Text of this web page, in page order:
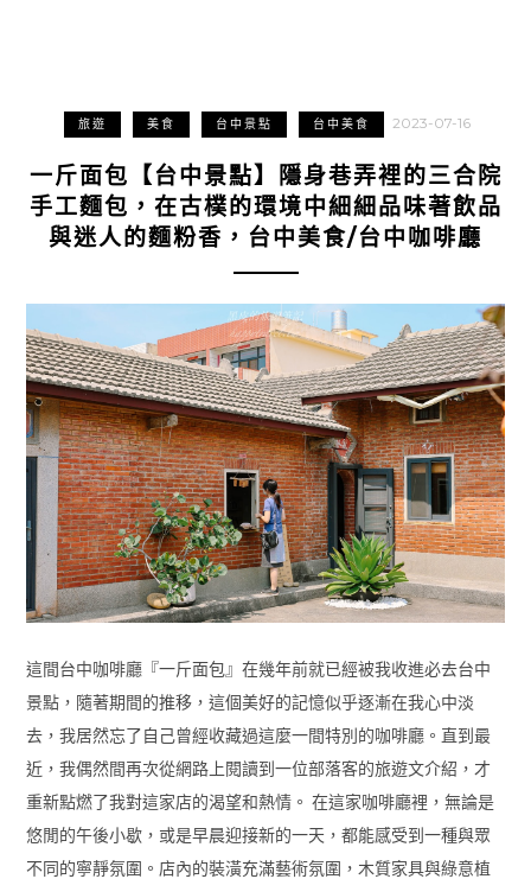
旅遊 美食 台中景點 台中美食 2023-07-16
一斤面包【台中景點】隱身巷弄裡的三合院
手工麵包，在古樸的環境中細細品味著飲品
與迷人的麵粉香，台中美食/台中咖啡廳
這間台中咖啡廳『一斤面包』在幾年前就已經被我收進必去台中
景點，隨著期間的推移，這個美好的記憶似乎逐漸在我心中淡
去，我居然忘了自己曾經收藏過這麼一間特別的咖啡廳。直到最
近，我偶然間再次從網路上閱讀到一位部落客的旅遊文介紹，才
重新點燃了我對這家店的渴望和熱情。 在這家咖啡廳裡，無論是
悠閒的午後小歇，或是早晨迎接新的一天，都能感受到一種與眾
不同的寧靜氛圍。店內的裝潢充滿藝術氛圍，木質家具與綠意植